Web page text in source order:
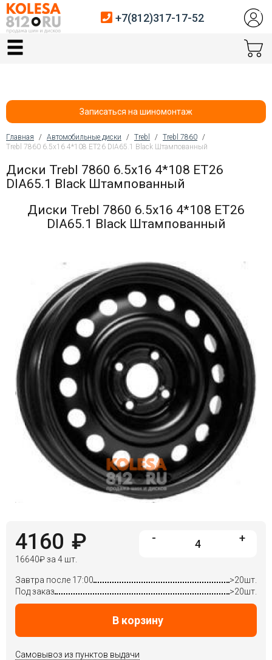
Главная
Автосервис
Услуги шиномонтажа
Хранение шин
Войти на сайт
+7(812)317-
17-
52
Пт:
9:00
до
+7(812)317-17-52
Записаться на шиномонтаж
Вы здесь
Главная / Автомобильные диски / Trebl / Trebl 7860 /
Trebl 7860 6.5x16 4*108 ET26 DIA65.1 Black Штампованный
Диски Trebl 7860 6.5x16 4*108 ET26
DIA65.1 Black Штампованный
Диски Trebl 7860 6.5x16 4*108 ET26
DIA65.1 Black Штампованный
4160 ₽
16640₽за 4 шт.
- +
Завтра после 17:00
>20шт.
Под заказ
>20шт.
В корзину
Самовывоз из пунктов выдачи